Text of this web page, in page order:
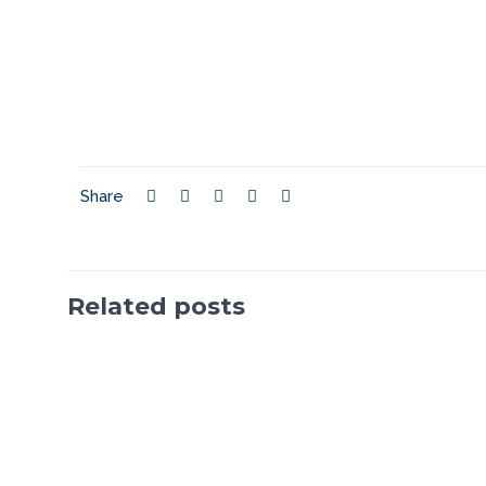
Share
Related posts